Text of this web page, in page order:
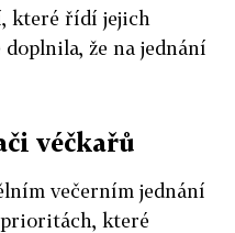
které řídí jejich
že na jednání
véčkařů
večerním jednání
které